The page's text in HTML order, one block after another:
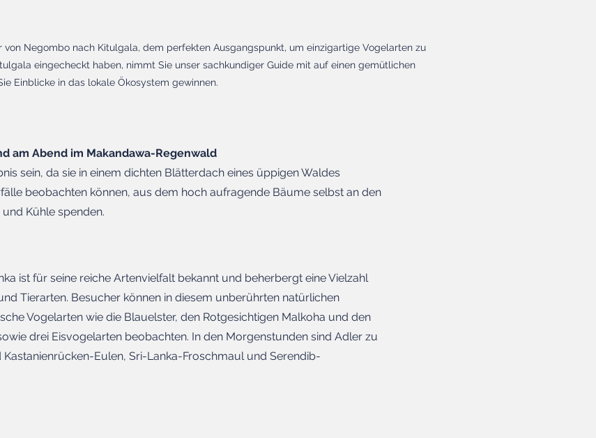
von Negombo nach Kitulgala, dem perfekten Ausgangspunkt, um einzigartige Vogelarten zu
eingecheckt haben, nimmt Sie unser sachkundiger Guide mit auf einen gemütlichen
Einblicke in das lokale Ökosystem gewinnen.
am Abend im Makandawa-Regenwald
sein, da sie in einem dichten Blätterdach eines üppigen Waldes
beobachten können, aus dem hoch aufragende Bäume selbst an den
Kühle spenden.
ist für seine reiche Artenvielfalt bekannt und beherbergt eine Vielzahl
Tierarten. Besucher können in diesem unberührten natürlichen
Vogelarten wie die Blauelster, den Rotgesichtigen Malkoha und den
drei Eisvogelarten beobachten. In den Morgenstunden sind Adler zu
Eulen, Sri-Lanka-Froschmaul und Serendib-